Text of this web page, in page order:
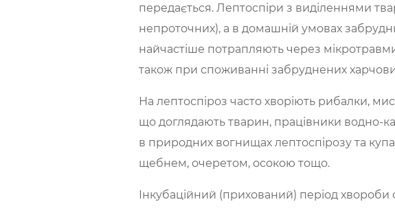
передається. Лептоспіри з виділеннями
непроточних), а в домашній умовах
найчастіше потрапляють через
також при споживанні забруднених
На лептоспіроз часто хворіють рибалки,
що доглядають тварин, працівники водно-
в природних вогнищах лептоспірозу та
щебнем, очеретом, осокою тощо.
Інкубаційний (прихований) період хвороби